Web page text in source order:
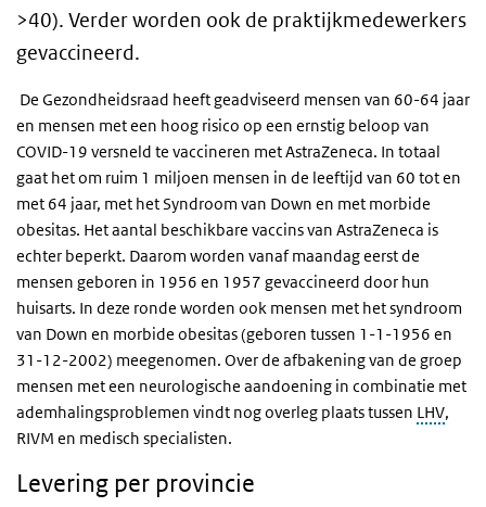
>40). Verderworden ook de praktijkmedewerkers
gevaccineerd.
De Gezondheidsraad heeft geadviseerd mensen van 60-64 jaar
en mensen met een hoog risico op een ernstig beloop van
COVID-19 versneld te vaccineren met AstraZeneca. In totaal
gaat het om ruim 1 miljoen mensen in de leeftijd van 60 tot en
met 64 jaar, met het Syndroom van Down en met morbide
obesitas. Het aantal beschikbare vaccins van AstraZeneca is
echter beperkt. Daarom worden vanaf maandag eerst de
mensen geboren in 1956 en 1957 gevaccineerd door hun
huisarts. In deze ronde worden ook mensen met het syndroom
van Down en morbide obesitas (geboren tussen 1-1-1956 en
31-12-2002) meegenomen. Over de afbakening van de groep
mensen met een neurologische aandoening in combinatie met
ademhalingsproblemen vindt nog overleg plaats tussen LHV,
RIVM en medisch specialisten.
Levering per provincie